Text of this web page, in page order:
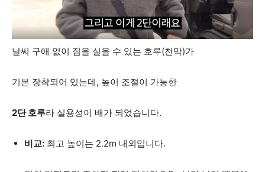
날씨 구애 없이 짐을 실을 수 있는 호루(천막)가
기본 장착되어 있는데, 높이 조절이 가능한
2단 호루라 실용성이 배가 되었습니다.
비교: 최고 높이는 2.2m 내외입니다.